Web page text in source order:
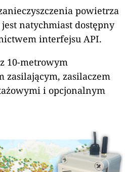
powietrza
natychmiast dostępny
interfejsu API.
10-metrowym
zasilającym, zasilaczem
i opcjonalnym